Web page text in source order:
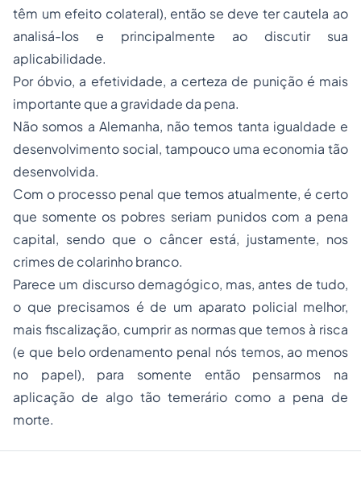
têm um efeito colateral), então se deve ter cautela ao
analisá-los e principalmente ao discutir sua
aplicabilidade.
Por óbvio, a efetividade, a certeza de punição é mais
importante que a gravidade da pena.
Não somos a Alemanha, não temos tanta igualdade e
desenvolvimento social, tampouco uma economia tão
desenvolvida.
Com o processo penal que temos atualmente, é certo
que somente os pobres seriam punidos com a pena
capital, sendo que o câncer está, justamente, nos
crimes de colarinho branco.
Parece um discurso demagógico, mas, antes de tudo,
o que precisamos é de um aparato policial melhor,
mais fiscalização, cumprir as normas que temos à risca
(e que belo ordenamento penal nós temos, ao menos
no papel), para somente então pensarmos na
aplicação de algo tão temerário como a pena de
morte.